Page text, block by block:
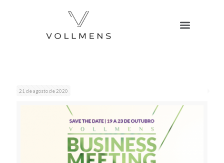
21 de agosto de 2020